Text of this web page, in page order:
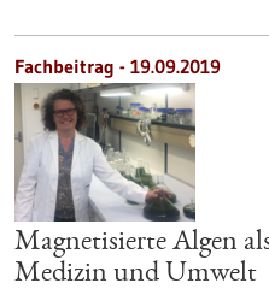
Fachbeitrag - 19.09.2019
Magnetisierte Algen
Medizin und Umwelt